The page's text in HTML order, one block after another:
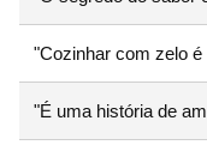
"Cozinhar com zelo
"É uma história de